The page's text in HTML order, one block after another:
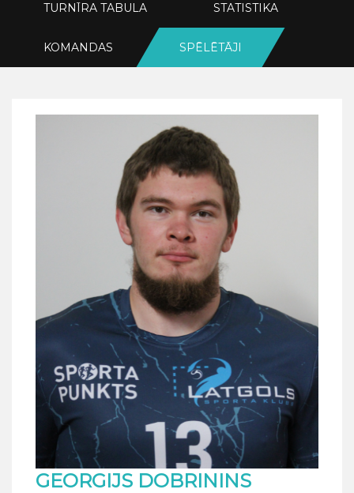
TURNĪRA TABULA STATISTIKA
KOMANDAS SPĒLĒTĀJI
GEORGIJS DOBRININS